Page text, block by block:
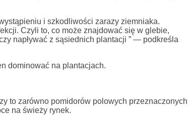
i szkodliwości zarazy ziemniaka.
Czyli to, co może znajdować się w glebie,
napływać z sąsiednich plantacji ” — podkreśla
dominować na plantacjach.
to zarówno pomidorów polowych przeznaczonych
na świeży rynek.